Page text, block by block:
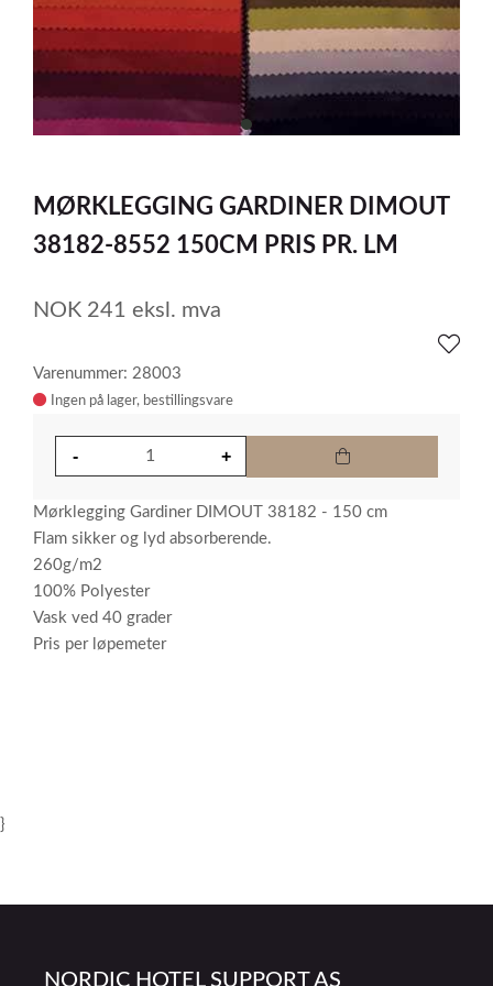
item
of
1
MØRKLEGGING GARDINER DIMOUT
38182-8552 150CM PRIS PR. LM
NOK 241 eksl. mva
Varenummer: 28003
Ingen på lager
Mørklegging Gardiner DIMOUT 38182 - 150 cm
Flam sikker og lyd absorberende.
260g/m2
100% Polyester
Vask ved 40 grader
Pris per løpemeter
}
NORDIC HOTEL SUPPORT AS